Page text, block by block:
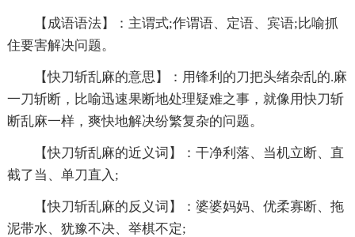
【成语语法】：主谓式;作谓语、定语、宾语;比喻抓
住要害解决问题。
【快刀斩乱麻的意思】：用锋利的刀把头绪杂乱的.麻
一刀斩断，比喻迅速果断地处理疑难之事，就像用快刀斩
断乱麻一样，爽快地解决纷繁复杂的问题。
【快刀斩乱麻的近义词】：干净利落、当机立断、直
截了当、单刀直入;
【快刀斩乱麻的反义词】：婆婆妈妈、优柔寡断、拖
泥带水、犹豫不决、举棋不定;